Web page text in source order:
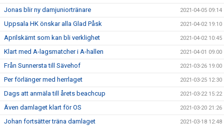
Jonas blir ny damjuniortränare 2021-04-05 09:14
Uppsala HK önskar alla Glad Påsk 2021-04-02 19:10
Aprilskämt som kan bli verklighet 2021-04-02 10:45
Klart med A-lagsmatcher i A-hallen 2021-04-01 09:00
Från Sunnersta till Sävehof 2021-03-26 19:00
Per förlänger med herrlaget 2021-03-25 12:30
Dags att anmäla till årets beachcup 2021-03-22 15:22
Även damlaget klart för OS 2021-03-20 21:26
Johan fortsätter träna damlaget 2021-03-18 12:48